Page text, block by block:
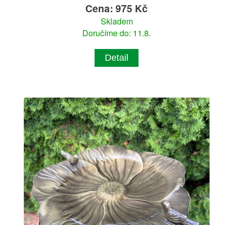
Cena: 975 Kč
Skladem
Doručíme do: 11.8.
Detail